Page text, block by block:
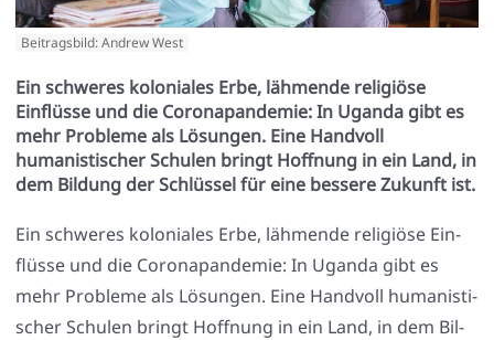
Beitragsbild: Andrew West
Ein schweres koloniales Erbe, lähmende religiöse
Einflüsse und die Coronapandemie: In Uganda gibt es
mehr Probleme als Lösungen. Eine Handvoll
humanistischer Schulen bringt Hoffnung in ein Land, in
dem Bildung der Schlüssel für eine bessere Zukunft ist.
Ein schwe­res kolo­nia­les Erbe, läh­men­de reli­giö­se Ein­
flüs­se und die Coro­na­pan­de­mie: In Ugan­da gibt es
mehr Pro­ble­me als Lösun­gen. Eine Hand­voll huma­nis­ti­
scher Schu­len bringt Hoff­nung in ein Land, in dem Bil­